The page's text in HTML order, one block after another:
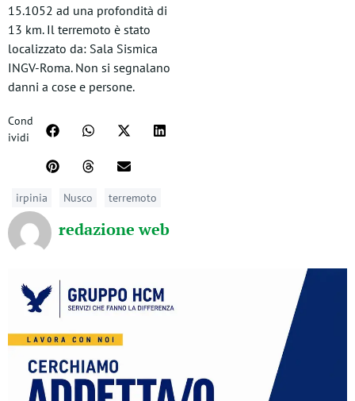
15.1052 ad una profondità di
13 km. Il terremoto è stato
localizzato da: Sala Sismica
INGV-Roma. Non si segnalano
danni a cose e persone.
Cond
ividi
irpinia Nusco terremoto
redazione web